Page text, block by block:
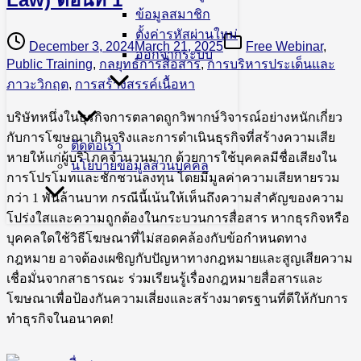
ข้อมูลสมาชิก
ตั้งค่ารหัสผ่านใหม่
ออกจากระบบ
ติดต่อเรา
นโยบายข้อมูลส่วนบุคคล
December 3, 2024March 21, 2025 Free Webinar,
Public Training, กลยุทธ์การสื่อสาร,การบริหารประเด็นและ
ภาวะวิกฤต, การสร้างสรรค์เนื้อหา
บริษัทหนึ่งในธุรกิจการตลาดถูกวิพากษ์วิจารณ์อย่างหนักเกี่ยว
กับการโฆษณาเกินจริงและการดำเนินธุรกิจที่สร้างความเสีย
หายให้แก่ผู้บริโภคจำนวนมาก ด้วยการใช้บุคคลมีชื่อเสียงใน
การโปรโมทและชักชวนลงทุน โดยมีมูลค่าความเสียหายรวม
กว่า 1 พันล้านบาท กรณีนี้เน้นให้เห็นถึงความสำคัญของความ
โปร่งใสและความถูกต้องในกระบวนการสื่อสาร หากธุรกิจหรือ
บุคคลใดใช้วิธีโฆษณาที่ไม่สอดคล้องกับข้อกำหนดทาง
กฎหมาย อาจต้องเผชิญกับปัญหาทางกฎหมายและสูญเสียความ
เชื่อมั่นจากสาธารณะ ร่วมเรียนรู้เรื่องกฎหมายสื่อสารและ
โฆษณาเพื่อป้องกันความเสี่ยงและสร้างมาตรฐานที่ดีให้กับการ
ทำธุรกิจในอนาคต!